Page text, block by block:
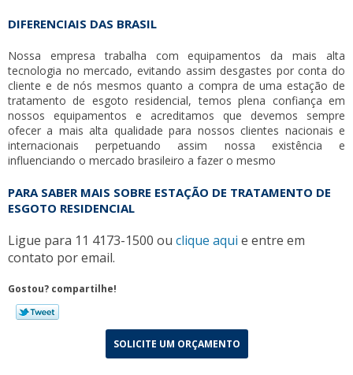
DIFERENCIAIS DAS BRASIL
Nossa empresa trabalha com equipamentos da mais alta
tecnologia no mercado, evitando assim desgastes por conta do
cliente e de nós mesmos quanto a compra de umaestação de
tratamento de esgoto residencial, temos plena confiança em
nossos equipamentos e acreditamos que devemos sempre
ofecer a mais alta qualidade para nossos clientes nacionais e
internacionais perpetuando assim nossa existência e
influenciando o mercado brasileiro a fazer o mesmo
PARA SABER MAIS SOBRE ESTAÇÃO DE TRATAMENTO DE
ESGOTO RESIDENCIAL
Ligue para 11 4173-1500 ou clique aqui e entre em
contato por email.
Gostou? compartilhe!
SOLICITE UM ORÇAMENTO